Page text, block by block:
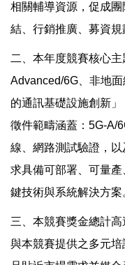
相關輔導資源，促成
結、行銷推廣、募資規
二、本年度競賽核心
Advanced/6G、非地
的通訊基礎設施創新」
徵件範疇涵蓋：5G-A/
線、網路測試驗證，
求具備可部署、可量
鍵技術與系統解決方案
三、本競賽獎金總計
與本競賽提供之多元